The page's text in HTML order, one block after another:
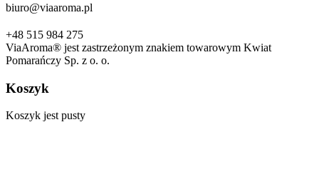
biuro@viaaroma.pl
+48 515 984 275
ViaAroma® jest zastrzeżonym znakiem towarowym Kwiat
Pomarańczy Sp. z o. o.
Koszyk
Koszyk jest pusty